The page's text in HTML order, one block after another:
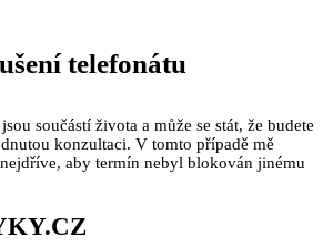
telefonátu
součástí života a může se stát, že budete
konzultaci. V tomto případě mě
aby termín nebyl blokován jinému